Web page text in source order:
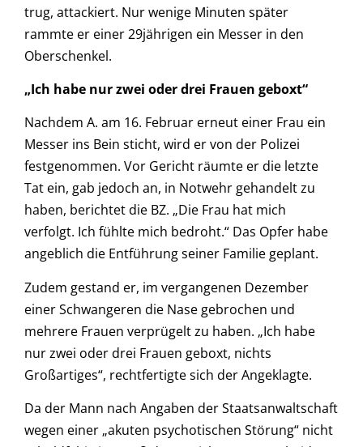
trug, attackiert. Nur wenige Minuten später
rammte er einer 29jährigen ein Messer in den
Oberschenkel.
„Ich habe nur zwei oder drei Frauen geboxt“
Nachdem A. am 16. Februar erneut einer Frau ein
Messer ins Bein sticht, wird er von der Polizei
festgenommen. Vor Gericht räumte er die letzte
Tat ein, gab jedoch an, in Notwehr gehandelt zu
haben, berichtet die BZ. „Die Frau hat mich
verfolgt. Ich fühlte mich bedroht.“ Das Opfer habe
angeblich die Entführung seiner Familie geplant.
Zudem gestand er, im vergangenen Dezember
einer Schwangeren die Nase gebrochen und
mehrere Frauen verprügelt zu haben. „Ich habe
nur zwei oder drei Frauen geboxt, nichts
Großartiges“, rechtfertigte sich der Angeklagte.
Da der Mann nach Angaben der Staatsanwaltschaft
wegen einer „akuten psychotischen Störung“ nicht